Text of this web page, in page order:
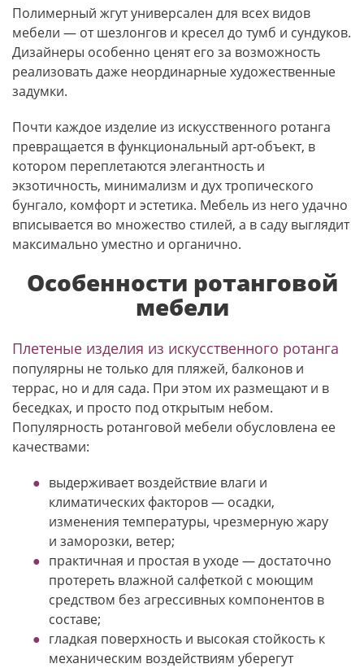
Полимерный жгут универсален для всех видов
мебели — от шезлонгов и кресел до тумб и сундуков.
Дизайнеры особенно ценят его за возможность
реализовать даже неординарные художественные
задумки.
Почти каждое изделие из искусственного ротанга
превращается в функциональный арт-объект, в
котором переплетаются элегантность и
экзотичность, минимализм и дух тропического
бунгало, комфорт и эстетика. Мебель из него удачно
вписывается во множество стилей, а в саду выглядит
максимально уместно и органично.
Особенности ротанговой
мебели
Плетеные изделия из искусственного ротанга
популярны не только для пляжей, балконов и
террас, но и для сада. При этом их размещают и в
беседках, и просто под открытым небом.
Популярность ротанговой мебели обусловлена ее
качествами:
выдерживает воздействие влаги и
климатических факторов — осадки,
изменения температуры, чрезмерную жару
и заморозки, ветер;
практичная и простая в уходе — достаточно
протереть влажной салфеткой с моющим
средством без агрессивных компонентов в
составе;
гладкая поверхность и высокая стойкость к
механическим воздействиям уберегут